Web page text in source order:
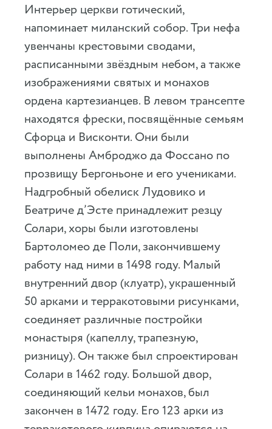
Интерьер церкви готический,
напоминает миланский собор. Три нефа
увенчаны крестовыми сводами,
расписанными звёздным небом, а также
изображениями святых и монахов
ордена картезианцев. В левом трансепте
находятся фрески, посвящённые семьям
Сфорца и Висконти. Они были
выполнены Амброджо да Фоссано по
прозвищу Бергоньоне и его учениками.
Надгробный обелиск Лудовико и
Беатриче д’Эсте принадлежит резцу
Солари, хоры были изготовлены
Бартоломео де Поли, закончившему
работу над ними в 1498 году. Малый
внутренний двор (клуатр), украшенный
50 арками и терракотовыми рисунками,
соединяет различные постройки
монастыря (капеллу, трапезную,
ризницу). Он также был спроектирован
Солари в 1462 году. Большой двор,
соединяющий кельи монахов, был
закончен в 1472 году. Его 123 арки из